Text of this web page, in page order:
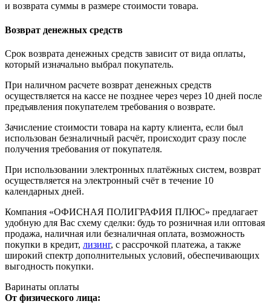
и возврата суммы в размере стоимости товара.
Возврат денежных средств
Срок возврата денежных средств зависит от вида оплаты,
который изначально выбрал покупатель.
При наличном расчете возврат денежных средств
осуществляется на кассе не позднее через через 10 дней после
предъявления покупателем требования о возврате.
Зачисление стоимости товара на карту клиента, если был
использован безналичный расчёт, происходит сразу после
получения требования от покупателя.
При использовании электронных платёжных систем, возврат
осуществляется на электронный счёт в течение 10
календарных дней.
Компания «ОФИСНАЯ ПОЛИГРАФИЯ ПЛЮС» предлагает
удобную для Вас схему сделки: будь то розничная или оптовая
продажа, наличная или безналичная оплата, возможность
покупки в кредит, лизинг, с рассрочкой платежа, а также
широкий спектр дополнительных условий, обеспечивающих
выгодность покупки.
Варинаты оплаты
От физического лица: